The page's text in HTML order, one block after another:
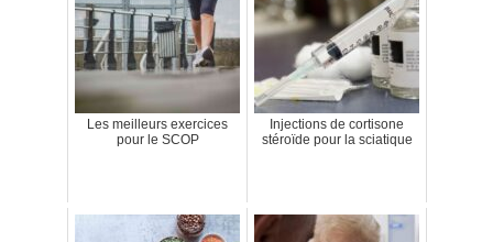
Les meilleurs exercices
pour le SCOP
Injections de cortisone
stéroïde pour la sciatique